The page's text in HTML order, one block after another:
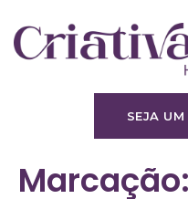
SEJA
Marcação: